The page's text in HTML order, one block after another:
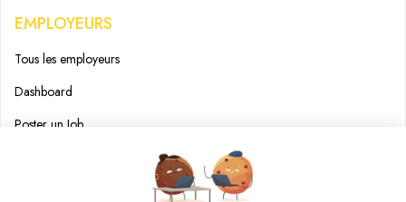
EMPLOYEURS
Tous les employeurs
Dashboard
Poster un Job